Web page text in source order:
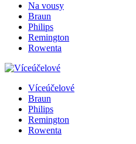
Na vousy
Braun
Philips
Remington
Rowenta
Víceúčelové
Braun
Philips
Remington
Rowenta